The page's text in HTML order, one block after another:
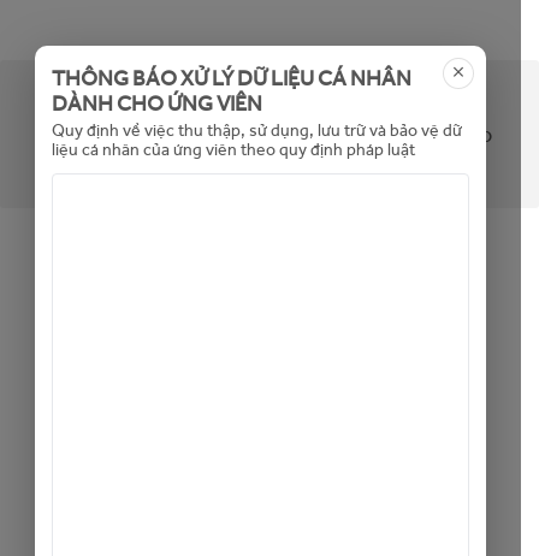
Tin không khả dụng (hoặc đã hết hạn). Mời bạn
xem các tin tuyển dụng khác bằng cách bấm vào
đây
THÔNG BÁO XỬ LÝ DỮ LIỆU CÁ NHÂN
DÀNH CHO ỨNG VIÊN
Quy định về việc thu thập, sử dụng, lưu trữ và bảo vệ dữ
liệu cá nhân của ứng viên theo quy định pháp luật